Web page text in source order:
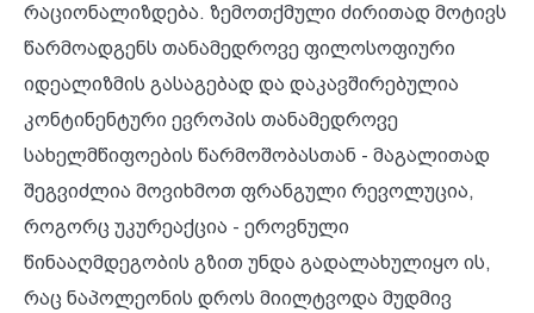
რაციონალიზდება. ზემოთქმული ძირითად მოტივს
წარმოადგენს თანამედროვე ფილოსოფიური
იდეალიზმის გასაგებად და დაკავშირებულია
კონტინენტური ევროპის თანამედროვე
სახელმწიფოების წარმოშობასთან - მაგალითად
შეგვიძლია მოვიხმოთ ფრანგული რევოლუცია,
როგორც უკურეაქცია - ეროვნული
წინააღმდეგობის გზით უნდა გადალახულიყო ის,
რაც ნაპოლეონის დროს მიილტვოდა მუდმივ